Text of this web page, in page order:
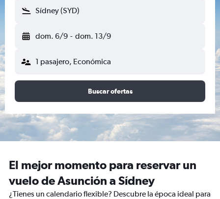
Sídney (SYD)
dom. 6/9 - dom. 13/9
1 pasajero, Económica
Buscar ofertas
El mejor momento para reservar un
vuelo de Asunción a Sídney
¿Tienes un calendario flexible? Descubre la época ideal para